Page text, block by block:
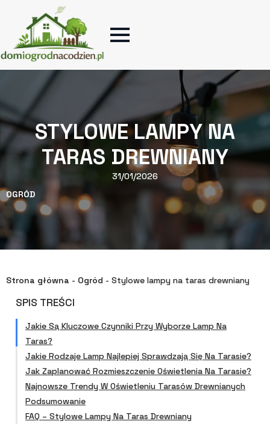
STYLOWE LAMPY NA
TARAS DREWNIANY
31/01/2026
OGRÓD
Strona główna - Ogród - Stylowe lampy na taras drewniany
SPIS TREŚCI
Jakie Są Kluczowe Czynniki Przy Wyborze Lamp Na
Taras?
Jakie Rodzaje Lamp Najlepiej Sprawdzają Się Na Tarasie?
Jak Zaplanować Rozmieszczenie Oświetlenia Na Tarasie?
Najnowsze Trendy W Oświetleniu Tarasów Drewnianych
Podsumowanie
FAQ – Stylowe Lampy Na Taras Drewniany